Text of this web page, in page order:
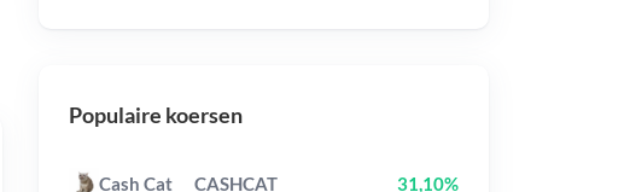
Populaire koersen
Cash Cat CASHCAT 31,10%